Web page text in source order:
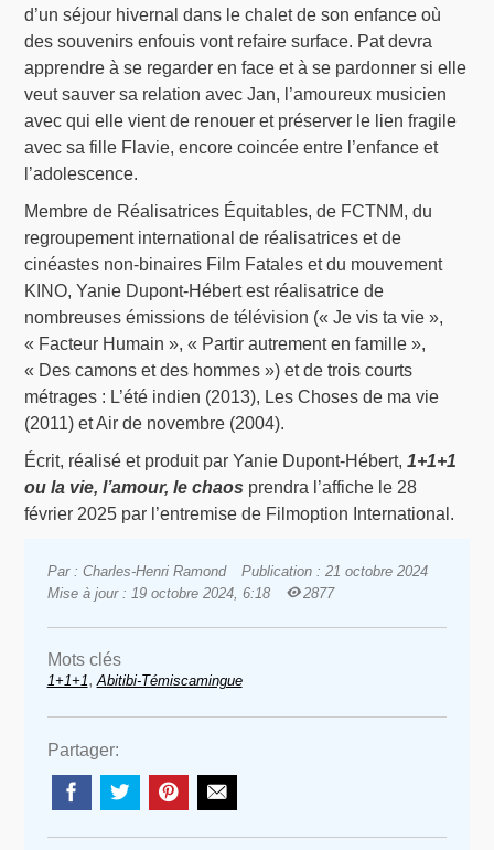
d’un séjour hivernal dans le chalet de son enfance où
des souvenirs enfouis vont refaire surface. Pat devra
apprendre à se regarder en face et à se pardonner si elle
veut sauver sa relation avec Jan, l’amoureux musicien
avec qui elle vient de renouer et préserver le lien fragile
avec sa fille Flavie, encore coincée entre l’enfance et
l’adolescence.
Membre de Réalisatrices Équitables, de FCTNM, du
regroupement international de réalisatrices et de
cinéastes non-binaires Film Fatales et du mouvement
KINO, Yanie Dupont-Hébert est réalisatrice de
nombreuses émissions de télévision (« Je vis ta vie »,
« Facteur Humain », « Partir autrement en famille »,
« Des camons et des hommes ») et de trois courts
métrages : L’été indien (2013), Les Choses de ma vie
(2011) et Air de novembre (2004).
Écrit, réalisé et produit par Yanie Dupont-Hébert,1+1+1
ou la vie, l’amour, le chaos prendra l’affiche le 28
février 2025 par l’entremise de Filmoption International.
Par : Charles-Henri Ramond
Publication : 21 octobre 2024
Mise à jour : 19 octobre 2024, 6:18
2877
Mots clés
1+1+1, Abitibi-Témiscamingue
Partager: